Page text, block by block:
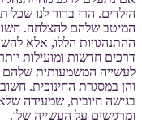
הילדים. הרי ברור לנו
המיטב שלהם להצלחה.
ההתנהגויות הללו, אלא
דרכים חדשות ומועילות
לעשייה המשמעותית שלהם
והן במסגרת החינוכית.
בגישה חיובית, שמעידה
ומרגישים על העשייה שלו.